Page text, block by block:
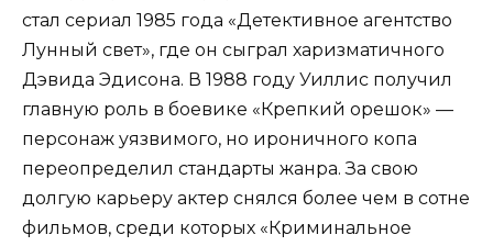
стал сериал 1985 года «Детективное агентство
Лунный свет», где он сыграл харизматичного
Дэвида Эдисона. В 1988 году Уиллис получил
главную роль в боевике «Крепкий орешок» —
персонаж уязвимого, но ироничного копа
переопределил стандарты жанра. За свою
долгую карьеру актер снялся более чем в сотне
фильмов, среди которых «Криминальное